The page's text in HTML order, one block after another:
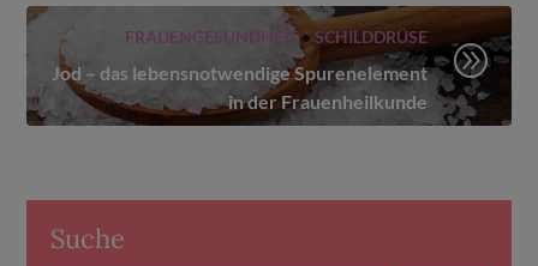
FRAUENGESUNDHEIT• SCHILDDRÜSE
Jod – das lebensnotwendige Spurenelement
in der Frauenheilkunde
A
Suche